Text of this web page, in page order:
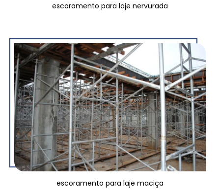
escoramento para laje nervurada
escoramento para laje maciça